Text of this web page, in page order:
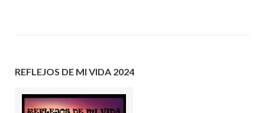
REFLEJOS DE MI VIDA 2024